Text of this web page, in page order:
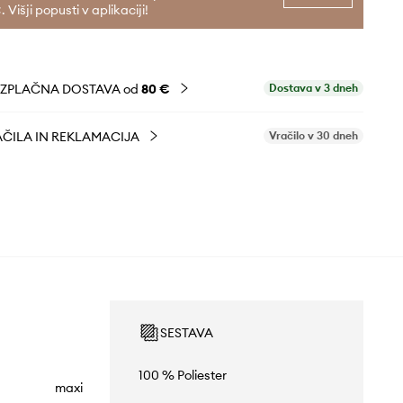
Višji popusti v aplikaciji!
DOSTAVA od 80 € Dostava v 3 dneh
IN REKLAMACIJA Vračilo v 30 dneh
maxi
SESTAVA
100 % Poliester